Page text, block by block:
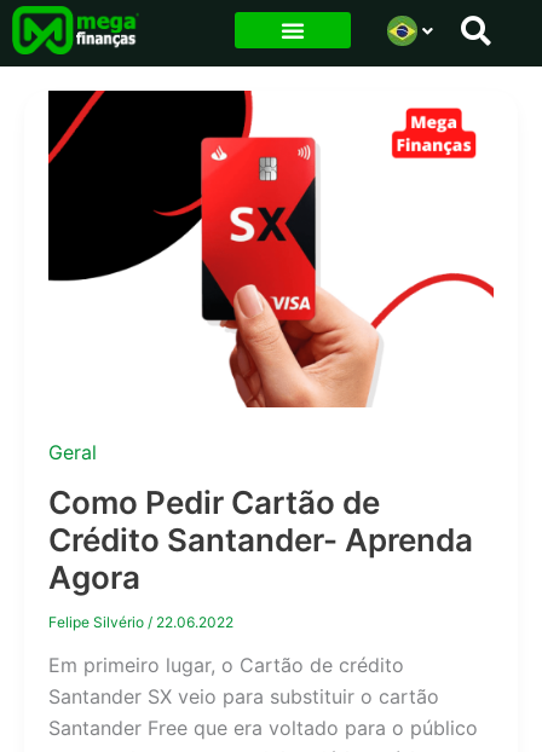
para
conteúdo
Geral
Como Pedir Cartão de
Crédito Santander- Aprenda
Agora
Felipe Silvério / 22.06.2022
Em primeiro lugar, o Cartão de crédito
Santander SX veio para substituir o cartão
Santander Free que era voltado para o público